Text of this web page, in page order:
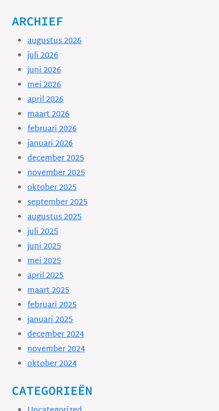
ARCHIEF
augustus 2026
juli 2026
juni 2026
mei 2026
april 2026
maart 2026
februari 2026
januari 2026
december 2025
november 2025
oktober 2025
september 2025
augustus 2025
juli 2025
juni 2025
mei 2025
april 2025
maart 2025
februari 2025
januari 2025
december 2024
november 2024
oktober 2024
CATEGORIEËN